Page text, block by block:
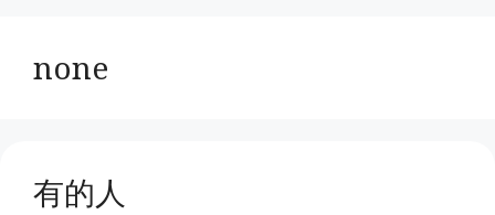
none
有的人